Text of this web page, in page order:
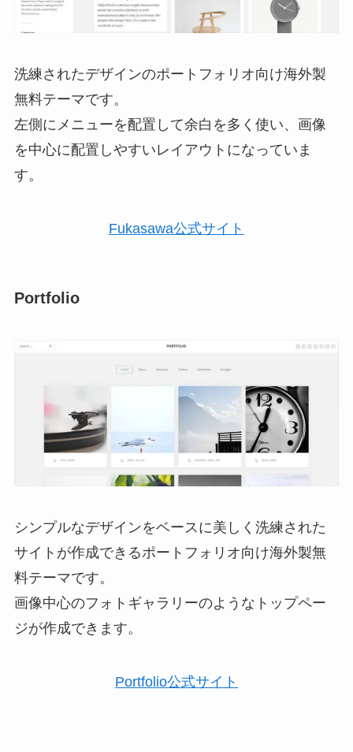
洗練されたデザインのポートフォリオ向け海外製
無料テーマです。
左側にメニューを配置して余白を多く使い、画像
を中心に配置しやすいレイアウトになっていま
す。
Fukasawa公式サイト
Portfolio
シンプルなデザインをベースに美しく洗練された
サイトが作成できるポートフォリオ向け海外製無
料テーマです。
画像中心のフォトギャラリーのようなトップペー
ジが作成できます。
Portfolio公式サイト